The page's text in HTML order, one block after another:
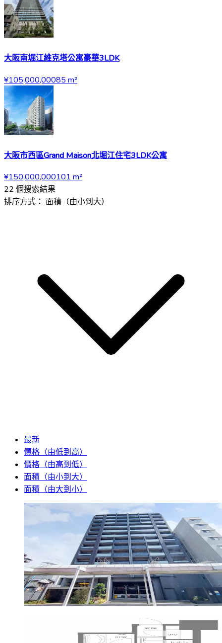
大阪南堀江維克塔公寓豪華3LDK
¥105,000,00085 m²
大阪市西區Grand Maison北堀江住宅3LDK公寓
¥150,000,000101 m²
22 個搜索結果
排序方式： 面積（由小到大）
最新
價格（由低到高）
價格（由高到低）
面積（由小到大）
面積（由大到小）